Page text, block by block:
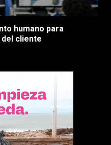
humano para
cliente